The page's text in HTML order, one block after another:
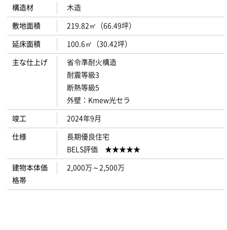
構造材 木造
敷地面積 219.82㎡（66.49坪）
延床面積 100.6㎡（30.42坪）
主な仕上げ
省令準耐火構造
耐震等級3
断熱等級5
外壁：Kmew光セラ
竣工 2024年9月
仕様
長期優良住宅
BELS評価 ★★★★★
建物本体価
格帯
2,000万～2,500万